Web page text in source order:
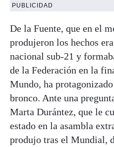
PUBLICIDAD
De la Fuente, que en el
produjeron los hechos
nacional sub-21 y
de la Federación en la
Mundo, ha
bronco. Ante una
Marta Durántez, que le
estado en la asambla
produjo tras el Mundial,